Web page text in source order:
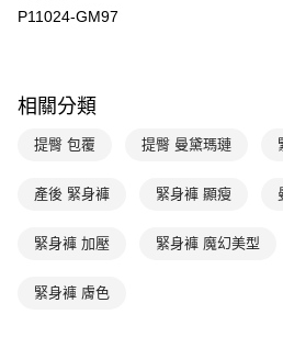
便利好安心！
【「AFTEE先享後付」結帳流程】
結帳頁面，進行簡訊認證並確認金額後，即
３．收到繳費通知簡訊後14天內，點擊此
購買商品的店家。未經商家同意取消之訂單
※ 交易是否成功請以「AFTEE先享後付 」
每筆NT$90，滿NT$888(含以上)免運費
付款後全家取貨$888免運-以
每筆NT$90，滿NT$1,000(含以上)免運
付款後萊爾富取貨
P11024-GM97
相關分類
提臀 包覆 提臀 曼黛瑪璉
產後 緊身褲 緊身褲 顯瘦
緊身褲 加壓 緊身褲 魔幻美型
緊身褲 膚色